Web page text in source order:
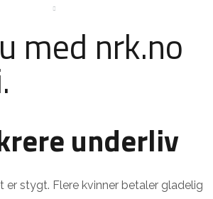
med nrk.no
underliv
er stygt. Flere kvinner betaler gladelig